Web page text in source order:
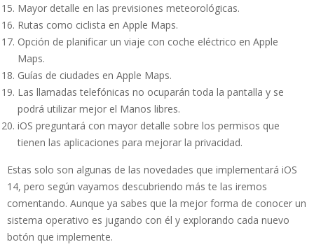
Mayor detalle en las previsiones meteorológicas.
Rutas como ciclista en Apple Maps.
Opción de planificar un viaje con coche eléctrico en Apple
Maps.
Guías de ciudades en Apple Maps.
Las llamadas telefónicas no ocuparán toda la pantalla y se
podrá utilizar mejor el Manos libres.
iOS preguntará con mayor detalle sobre los permisos que
tienen las aplicaciones para mejorar la privacidad.
Estas solo son algunas de las novedades que implementará iOS
14, pero según vayamos descubriendo más te las iremos
comentando. Aunque ya sabes que la mejor forma de conocer un
sistema operativo es jugando con él y explorando cada nuevo
botón que implemente.